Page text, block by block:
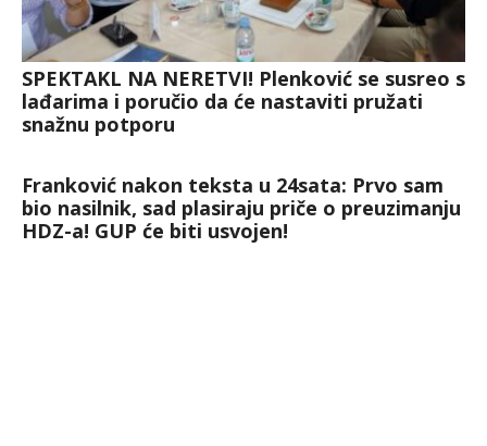
SPEKTAKL NA NERETVI! Plenković se susreo s
lađarima i poručio da će nastaviti pružati
snažnu potporu
Franković nakon teksta u 24sata: Prvo sam
bio nasilnik, sad plasiraju priče o preuzimanju
HDZ-a! GUP će biti usvojen!